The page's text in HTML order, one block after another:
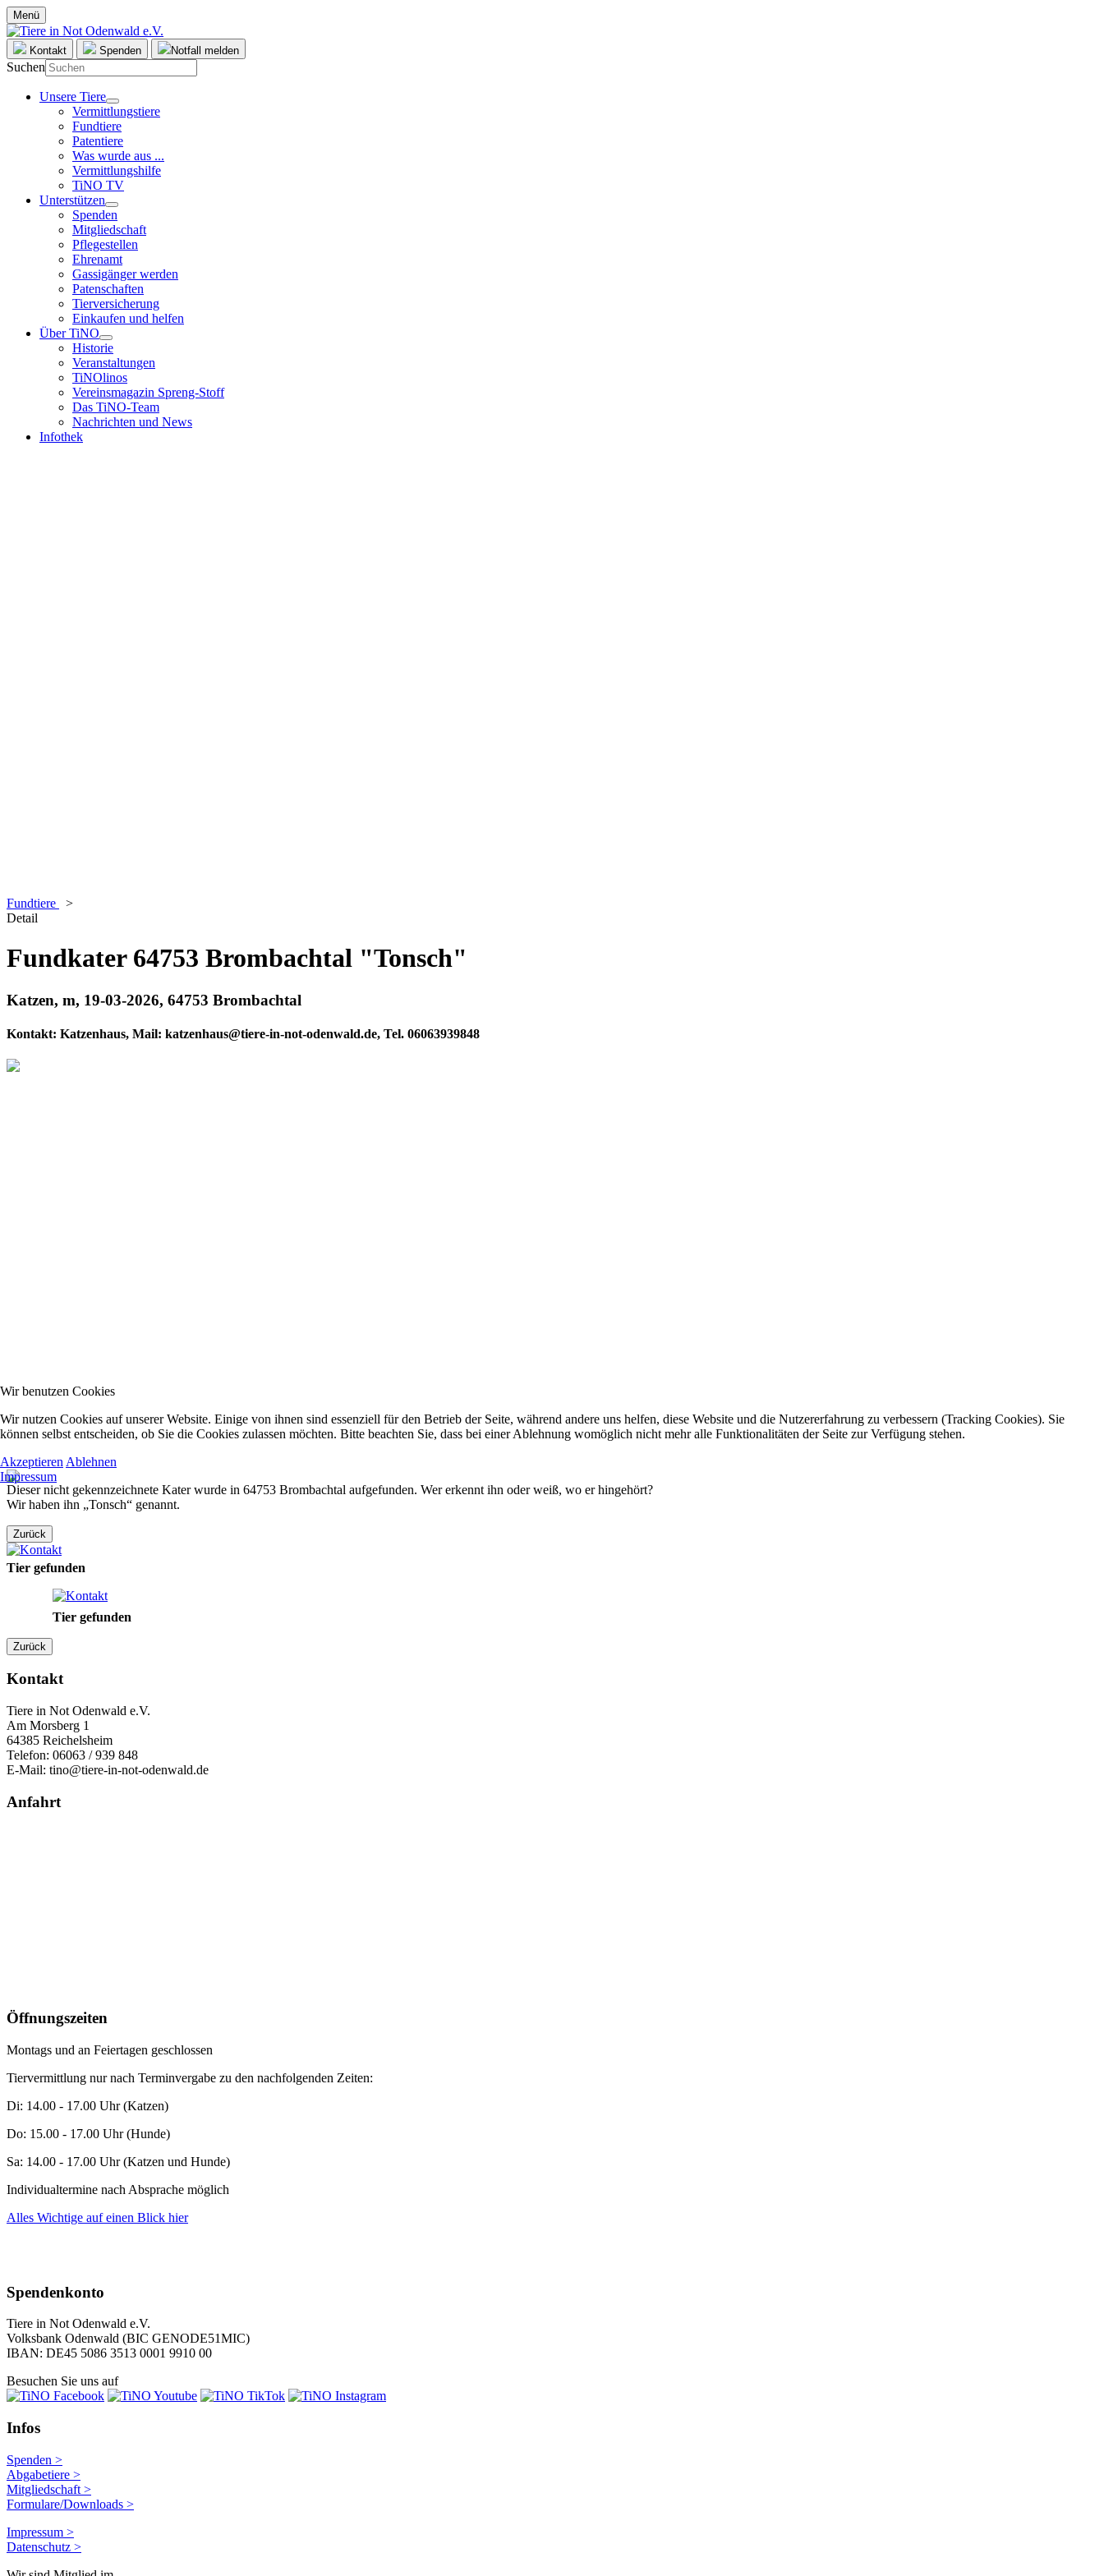
Menü
Kontakt Spenden Notfall melden
Suchen
Unsere Tiere
Vermittlungstiere
Fundtiere
Patentiere
Was wurde aus ...
Vermittlungshilfe
TiNO TV
Unterstützen
Spenden
Mitgliedschaft
Pflegestellen
Ehrenamt
Gassigänger werden
Patenschaften
Tierversicherung
Einkaufen und helfen
Über TiNO
Historie
Veranstaltungen
TiNOlinos
Vereinsmagazin Spreng-Stoff
Das TiNO-Team
Nachrichten und News
Infothek
Fundtiere
>
Detail
Fundkater 64753 Brombachtal "Tonsch"
Katzen, m, 19-03-2026, 64753 Brombachtal
Kontakt: Katzenhaus, Mail: katzenhaus@tiere-in-not-odenwald.de, Tel. 06063939848
Dieser nicht gekennzeichnete Kater wurde in 64753 Brombachtal aufgefunden. Wer erkennt ihn oder weiß, wo er hingehört?
Wir haben ihn „Tonsch“ genannt.
Zurück
Tier gefunden
Tier gefunden
Zurück
Kontakt
Tiere in Not Odenwald e.V.
Am Morsberg 1
64385 Reichelsheim
Telefon: 06063 / 939 848
E-Mail: tino@tiere-in-not-odenwald.de
Anfahrt
Öffnungszeiten
Montags und an Feiertagen geschlossen
Tiervermittlung nur nach Terminvergabe zu den nachfolgenden Zeiten:
Di: 14.00 - 17.00 Uhr (Katzen)
Do: 15.00 - 17.00 Uhr (Hunde)
Sa: 14.00 - 17.00 Uhr (Katzen und Hunde)
Individualtermine nach Absprache möglich
Alles Wichtige auf einen Blick hier
Spendenkonto
Tiere in Not Odenwald e.V.
Volksbank Odenwald (BIC GENODE51MIC)
IBAN: DE45 5086 3513 0001 9910 00
Besuchen Sie uns auf
Infos
Spenden >
Abgabetiere >
Mitgliedschaft >
Formulare/Downloads >
Impressum >
Datenschutz >
Wir benutzen Cookies
Wir nutzen Cookies auf unserer Website. Einige von ihnen sind essenziell für den Betrieb der Seite, während andere uns helfen, diese Website und die Nutzererfahrung zu verbessern (Tracking Cookies). Sie
können selbst entscheiden, ob Sie die Cookies zulassen möchten. Bitte beachten Sie, dass bei einer Ablehnung womöglich nicht mehr alle Funktionalitäten der Seite zur Verfügung stehen.
Akzeptieren Ablehnen
Impressum